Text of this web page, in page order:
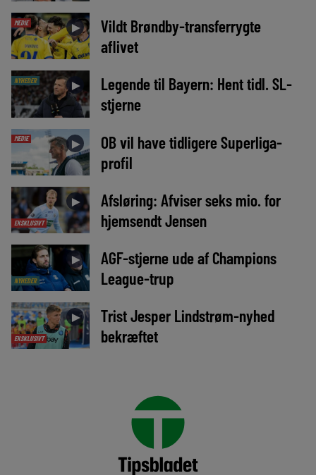
MEDIE ►
Vildt Brøndby-transferrygte
aflivet
NYHEDER ►
Legende til Bayern: Hent tidl. SL-
stjerne
MEDIE ►
OB vil have tidligere Superliga-
profil
EKSKLUSIVT
►
Afsløring: Afviser seks mio. for
hjemsendt Jensen
NYHEDER
►
AGF-stjerne ude af Champions
League-trup
EKSKLUSIVT
►
Trist Jesper Lindstrøm-nyhed
bekræftet